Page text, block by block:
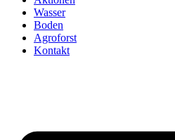
Wasser
Boden
Agroforst
Kontakt